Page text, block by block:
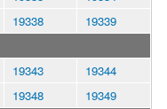
19338
19339
19343
19344
19348
19349